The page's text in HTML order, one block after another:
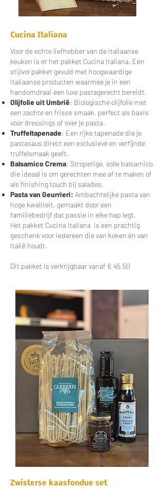
Cucina Italiana
Voor de echte liefhebber van de Italiaanse
keuken is er het pakket Cucina Italiana. Een
stijlvol pakket gevuld met hoogwaardige
Italiaanse producten waarmee je in een
handomdraai een luxe pastagerecht bereidt.
Olijfolie uit Umbrië: Biologische olijfolie met
een zachte en frisse smaak, perfect als basis
voor dressings of over je pasta.
Truffeltapenade: Een rijke tapenade die je
pastasaus direct een exclusieve en verfijnde
truffelsmaak geeft.
Balsamico Crema: Stroperige, volle balsamico
die ideaal is om gerechten mee af te maken of
als finishing touch bij salades.
Pasta van Geurrieri: Ambachtelijke pasta van
hoge kwaliteit, gemaakt door een
familiebedrijf dat passie in elke hap legt.
Het pakket Cucina Italiana is een prachtig
geschenk voor iedereen die van koken én van
Italië houdt.
Dit pakket is verkrijgbaar vanaf € 45,50
Zwisterse kaasfondue set